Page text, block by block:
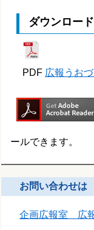
ダウンロード
PDF 広報うお
ールできます。
お問い合わせは
企画広報室 広